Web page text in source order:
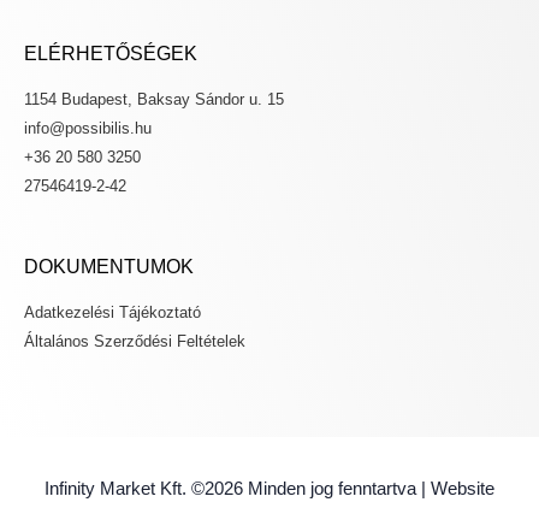
ELÉRHETŐSÉGEK
1154 Budapest, Baksay Sándor u. 15
info@possibilis.hu
+36 20 580 3250
27546419-2-42
DOKUMENTUMOK
Adatkezelési Tájékoztató
Általános Szerződési Feltételek
Infinity Market Kft. ©2026 Minden jog fenntartva | Website